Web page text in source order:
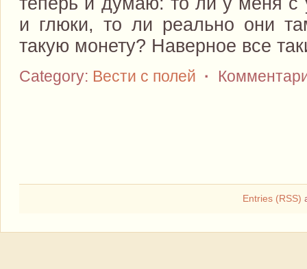
и глюки, то ли реально они
такую монету? Наверное все
Category: Вести с полей ·
Entries (RSS)